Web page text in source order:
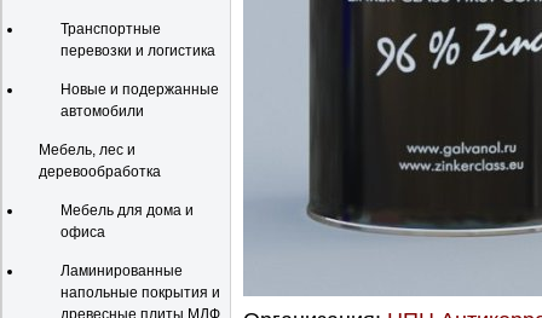
Транспортные
перевозки и логистика
Новые и подержанные
автомобили
Мебель, лес и
деревообработка
Мебель для дома и
офиса
Ламинированные
напольные покрытия и
древесные плиты МДФ,